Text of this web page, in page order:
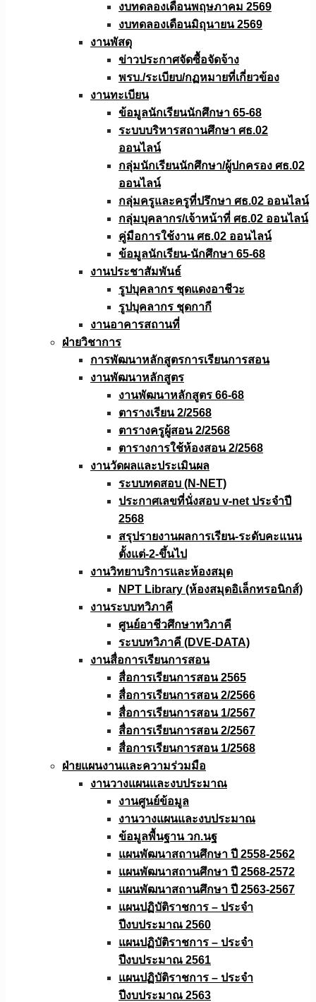
งบทดลองเดือนพฤษภาคม 2569
งบทดลองเดือนมิถุนายน 2569
งานพัสดุ
ข่าวประกาศจัดซื้อจัดจ้าง
พรบ./ระเบียบ/กฏหมายที่เกี่ยวข้อง
งานทะเบียน
ข้อมูลนักเรียนนักศึกษา 65-68
ระบบบริหารสถานศึกษา ศธ.02
ออนไลน์
กลุ่มนักเรียนนักศึกษา/ผู้ปกครอง ศธ.02
ออนไลน์
กลุ่มครูและครูที่ปรึกษา ศธ.02 ออนไลน์
กลุ่มบุคลากร/เจ้าหน้าที่ ศธ.02 ออนไลน์
คู่มือการใช้งาน ศธ.02 ออนไลน์
ข้อมูลนักเรียน-นักศึกษา 65-68
งานประชาสัมพันธ์
รูปบุคลากร ชุดแดงอาชีวะ
รูปบุคลากร ชุดกากี
งานอาคารสถานที่
ฝ่ายวิชาการ
การพัฒนาหลักสูตรการเรียนการสอน
งานพัฒนาหลักสูตร
งานพัฒนาหลักสูตร 66-68
ตารางเรียน 2/2568
ตารางครูผู้สอน 2/2568
ตารางการใช้ห้องสอน 2/2568
งานวัดผลเเละประเมินผล
ระบบทดสอบ (N-NET)
ประกาศเลขที่นั่งสอบ v-net ประจำปี
2568
สรุปรายงานผลการเรียน-ระดับคะแนน
ตั้งแต่-2-ขึ้นไป
งานวิทยาบริการเเละห้องสมุด
NPT Library (ห้องสมุดอิเล็กทรอนิกส์)
งานระบบทวิภาคี
ศูนย์อาชีวศึกษาทวิภาคี
ระบบทวิภาคี (DVE-DATA)
งานสื่อการเรียนการสอน
สื่อการเรียนการสอน 2565
สื่อการเรียนการสอน 2/2566
สื่อการเรียนการสอน 1/2567
สื่อการเรียนการสอน 2/2567
สื่อการเรียนการสอน 1/2568
ฝ่ายแผนงานเเละความร่วมมือ
งานวางแผนเเละงบประมาณ
งานศูนย์ข้อมูล
งานวางแผนและงบประมาณ
ข้อมูลพื้นฐาน วก.นฐ
แผนพัฒนาสถานศึกษา ปี 2558-2562
แผนพัฒนาสถานศึกษา ปี 2568-2572
แผนพัฒนาสถานศึกษา ปี 2563-2567
แผนปฏิบัติราชการ – ประจำ
ปีงบประมาณ 2560
แผนปฏิบัติราชการ – ประจำ
ปีงบประมาณ 2561
แผนปฏิบัติราชการ – ประจำ
ปีงบประมาณ 2563